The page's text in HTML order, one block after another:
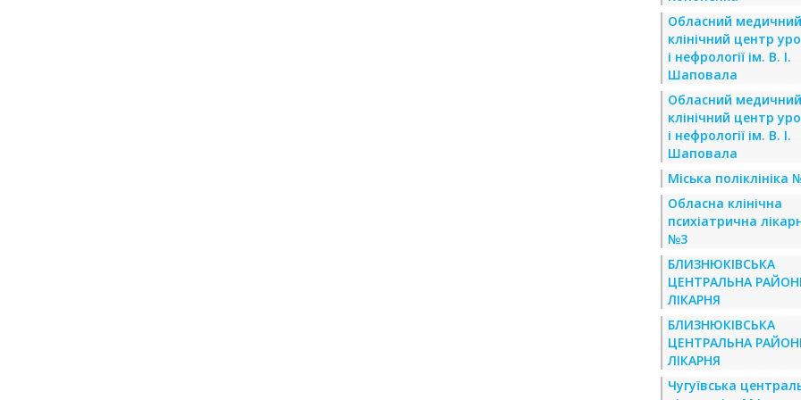
Обласний медичний
клінічний центр
і нефрології ім. В. І.
Шаповала
Обласний медичний
клінічний центр
і нефрології ім. В. І.
Шаповала
Міська поліклініка
Обласна клінічна
психіатрична
№3
БЛИЗНЮКІВСЬКА
ЦЕНТРАЛЬНА
ЛІКАРНЯ
БЛИЗНЮКІВСЬКА
ЦЕНТРАЛЬНА
ЛІКАРНЯ
Чугуївська